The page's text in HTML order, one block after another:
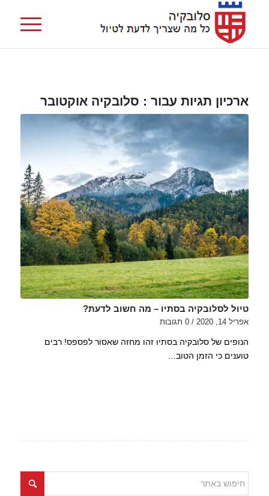
ארכיון תגיות עבור : סלובקיה אוקטובר
טיול לסלובקיה בסתיו – מה חשוב לדעת?
אפריל 14, 2020 / 0 תגובות
הנופים של סלובקיה בסתיו זהו מחזה שאסור לפספס! רבים
טוענים כי הזמן הטוב…